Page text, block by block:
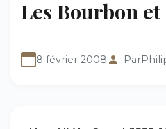
Les Bourbon
8 février 2008 Par